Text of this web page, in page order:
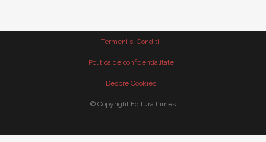
Termeni si Conditii
Politica de confidentialitate
Despre Cookies
© Copyright Editura Limes